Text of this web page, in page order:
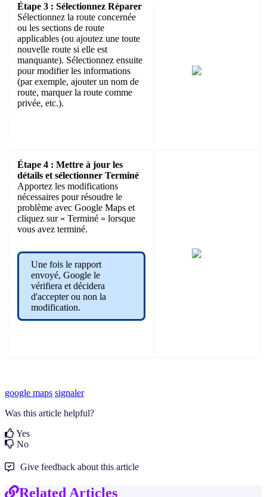
Étape 3 : Sélectionnez Réparer
Sélectionnez la route concernée
ou les sections de route
applicables (ou ajoutez une toute
nouvelle route si elle est
manquante). Sélectionnez ensuite
pour modifier les informations
(par exemple, ajouter un nom de
route, marquer la route comme
privée, etc.).
Étape 4 : Mettre à jour les
détails et sélectionner Terminé
Apportez les modifications
nécessaires pour résoudre le
problème avec Google Maps et
cliquez sur « Terminé » lorsque
vous avez terminé.
Une fois le rapport
envoyé, Google le
vérifiera et décidera
d'accepter ou non la
modification.
google maps signaler
Was this article helpful?
Yes
No
Give feedback about this article
Related Articles